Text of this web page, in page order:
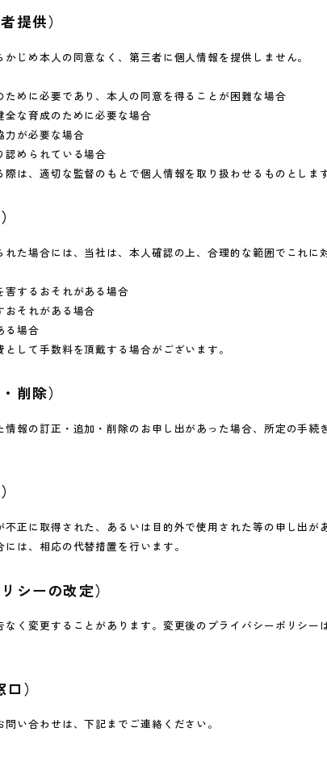
提供）
じめ本人の同意なく、第三者に個人情報を提供しません。
めに必要であり、本人の同意を得ることが困難な場合
な育成のために必要な場合
力が必要な場合
められている場合
は、適切な監督のもとで個人情報を取り扱わせるものとします
た場合には、当社は、本人確認の上、合理的な範囲でこれ
害するおそれがある場合
おそれがある場合
る場合
して手数料を頂戴する場合がございます。
削除）
報の訂正・追加・削除のお申し出があった場合、所定の手
正に取得された、あるいは目的外で使用された等の申し出
は、相応の代替措置を行います。
シーの改定）
く変更することがあります。変更後のプライバシーポリシ
）
い合わせは、下記までご連絡ください。